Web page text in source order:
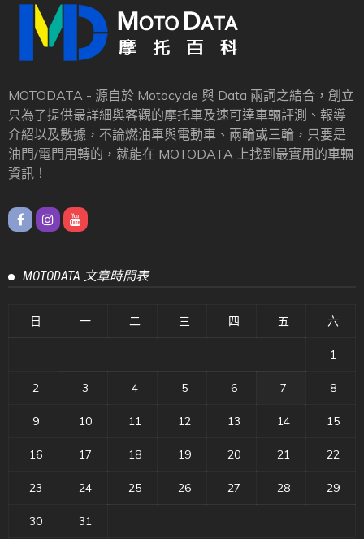
MOTODATA - 源自於 Motocycle 與 Data 兩詞之結合，創立
只為了提供最詳細與客觀的摩托車及速可達車輛評測、報導
介紹以及數據，不論燃油車與電動車、兩輪或三輪，只要是
油門/電門用轉的，就能在 MOTODATA 上找到最實用的車輛
資訊！
MOTODATA 文章時間表
日 一 二 三 四 五 六
1
2 3 4 5 6 7 8
9 10 11 12 13 14 15
16 17 18 19 20 21 22
23 24 25 26 27 28 29
30 31